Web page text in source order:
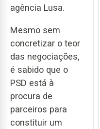
agência Lusa.
Mesmo sem
concretizar o teor
das negociações,
é sabido que o
PSD está à
procura de
parceiros para
constituir um